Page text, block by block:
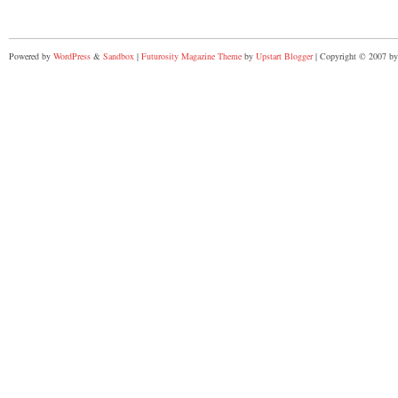
Powered by WordPress & Sandbox | Futurosity Magazine Theme by Upstart Blogger| Copyright © 2007 by